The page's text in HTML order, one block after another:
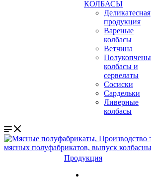
КОЛБАСЫ
Деликатесная
продукция
Вареные
колбасы
Ветчина
колбасы и
сервелаты
Сосиски
Сардельки
Ливерные
колбасы
Продукция